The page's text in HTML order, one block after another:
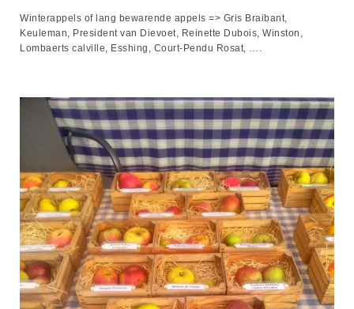
Winterappels of lang bewarende appels => Gris Braibant,
Keuleman, President van Dievoet, Reinette Dubois, Winston,
Lombaerts calville, Esshing, Court-Pendu Rosat, ….